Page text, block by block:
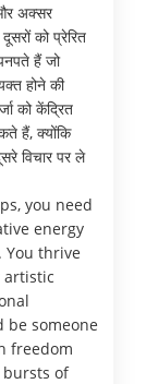
अक्सर
को प्रेरित
हैं जो
होने की
को केंद्रित
हैं, क्योंकि
विचार पर ले
you need
energy
thrive
artistic
be someone
freedom
bursts of